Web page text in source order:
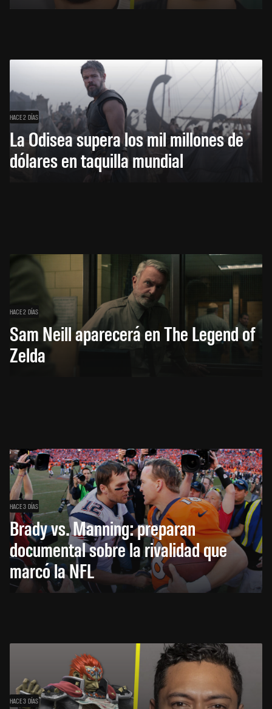
HACE 2 DÍAS
La Odisea supera los mil millones de
dólares en taquilla mundial
HACE 2 DÍAS
Sam Neill aparecerá en The Legend of
Zelda
HACE 3 DÍAS
Brady vs. Manning: preparan
documental sobre la rivalidad que
marcó la NFL
HACE 3 DÍAS